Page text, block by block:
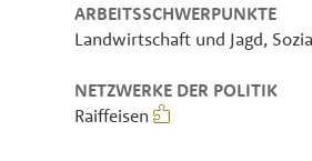
ARBEITSSCHWERPUNKTE
Landwirtschaft und Jagd,
NETZWERKE DER POLITIK
Raiffeisen